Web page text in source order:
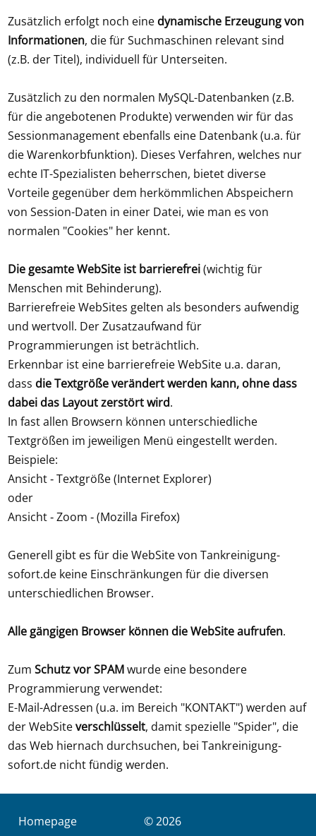
Zusätzlich erfolgt noch eine dynamische Erzeugung von
Informationen, die für Suchmaschinen relevant sind
(z.B. der Titel), individuell für Unterseiten.
Zusätzlich zu den normalen MySQL-Datenbanken (z.B.
für die angebotenen Produkte) verwenden wir für das
Sessionmanagement ebenfalls eine Datenbank (u.a. für
die Warenkorbfunktion). Dieses Verfahren, welches nur
echte IT-Spezialisten beherrschen, bietet diverse
Vorteile gegenüber dem herkömmlichen Abspeichern
von Session-Daten in einer Datei, wie man es von
normalen "Cookies" her kennt.
Die gesamte WebSite ist barrierefrei(wichtig für
Menschen mit Behinderung).
Barrierefreie WebSites gelten als besonders aufwendig
und wertvoll. Der Zusatzaufwand für
Programmierungen ist beträchtlich.
Erkennbar ist eine barrierefreie WebSite u.a. daran,
dass die Textgröße verändert werden kann, ohne dass
dabei das Layout zerstört wird.
In fast allen Browsern können unterschiedliche
Textgrößen im jeweiligen Menü eingestellt werden.
Beispiele:
Ansicht ‑ Textgröße (Internet Explorer)
oder
Ansicht ‑ Zoom ‑ (Mozilla Firefox)
Generell gibt es für die WebSite von Tankreinigung-
sofort.de keine Einschränkungen für die diversen
unterschiedlichen Browser.
Alle gängigen Browser können die WebSite aufrufen.
ZumSchutz vor SPAMwurde eine besondere
Programmierung verwendet:
E-Mail-Adressen (u.a. im Bereich "KONTAKT") werden auf
der WebSiteverschlüsselt, damit spezielle "Spider", die
das Web hiernach durchsuchen, bei Tankreinigung-
sofort.de nicht fündig werden.
Homepage
© 2026